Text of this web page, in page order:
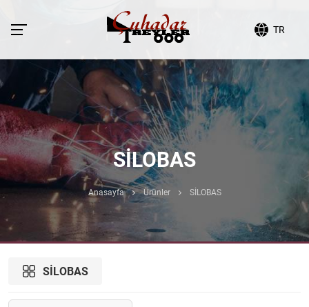
TR
SİLOBAS
Anasayfa Ürünler SİLOBAS
SİLOBAS